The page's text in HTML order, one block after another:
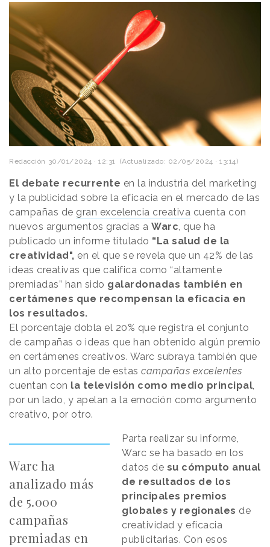
Redacción 30/01/2024 · 12:31 (Actualizado: 02/05/2024 · 13:14)
El debate recurrente en la industria del marketing
y la publicidad sobre la eficacia en el mercado de las
campañas de gran excelencia creativa cuenta con
nuevos argumentos gracias a Warc, que ha
publicado un informe titulado “La salud de la
creatividad", en el que se revela que un 42% de las
ideas creativas que califica como “altamente
premiadas” han sido galardonadas también en
certámenes que recompensan la eficacia en
los resultados.
El porcentaje dobla el 20% que registra el conjunto
de campañas o ideas que han obtenido algún premio
en certámenes creativos. Warc subraya también que
un alto porcentaje de estas campañas excelentes
cuentan con la televisión como medio principal,
por un lado, y apelan a la emoción como argumento
creativo, por otro.
Warc ha
analizado más
de 5.000
campañas
premiadas en
Parta realizar su informe,
Warc se ha basado en los
datos de su cómputo anual
de resultados de los
principales premios
globales y regionales de
creatividad y eficacia
publicitarias. Con esos